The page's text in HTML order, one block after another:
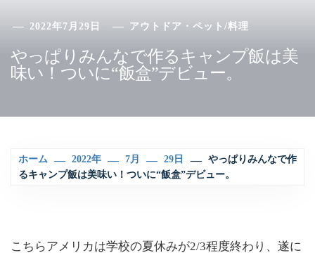
2022年7月29日 アウトドア・ペット/料理
やっぱりみんなで作るキャンプ飯は美
味い！ついに“飯盒”デビュー。
ホーム 2022年 7月 29日
やっぱりみんなで作
るキャンプ飯は美味い！ついに“飯盒”デビュー。
こちらアメリカは学校の夏休みが2/3程度終わり、遂に